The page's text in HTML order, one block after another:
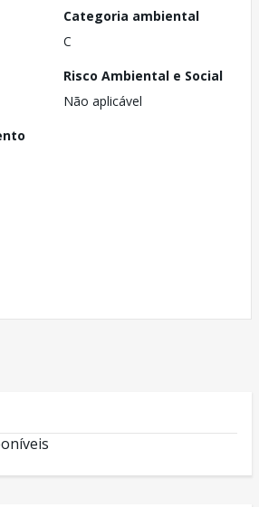
Categoria ambiental
C
Risco Ambiental e Social
Não aplicável